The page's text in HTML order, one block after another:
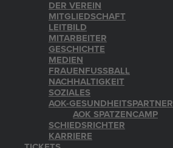
DER VEREIN
MITGLIEDSCHAFT
LEITBILD
MITARBEITER
GESCHICHTE
MEDIEN
FRAUENFUSSBALL
NACHHALTIGKEIT
SOZIALES
AOK-GESUNDHEITSPARTNER
AOK SPATZENCAMP
SCHIEDSRICHTER
KARRIERE